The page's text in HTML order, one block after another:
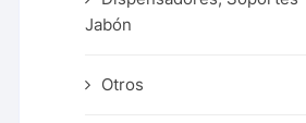
Jabón
Otros